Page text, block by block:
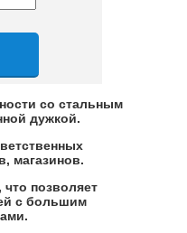
со стальным
дужкой.
магазинов.
позволяет
с большим